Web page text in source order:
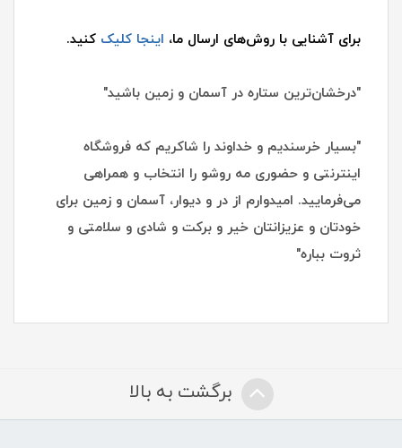
برای آشنایی با روش‌های ارسال ما، اینجا کلیک کنید.
"درخشان‌ترین ستاره در آسمان و زمین باشید"
"بسیار خرسندیم و خداوند را شاکریم که فروشگاه
اینترنتی و حضوری مه روشو را انتخاب و همراهی
می‌فرمایید. امیدوارم از در و دیوار، آسمان و زمین برای
خودتان و عزیزانتان خیر و برکت و شادی و سلامتی و
ثروت بباره"
برگشت به بالا